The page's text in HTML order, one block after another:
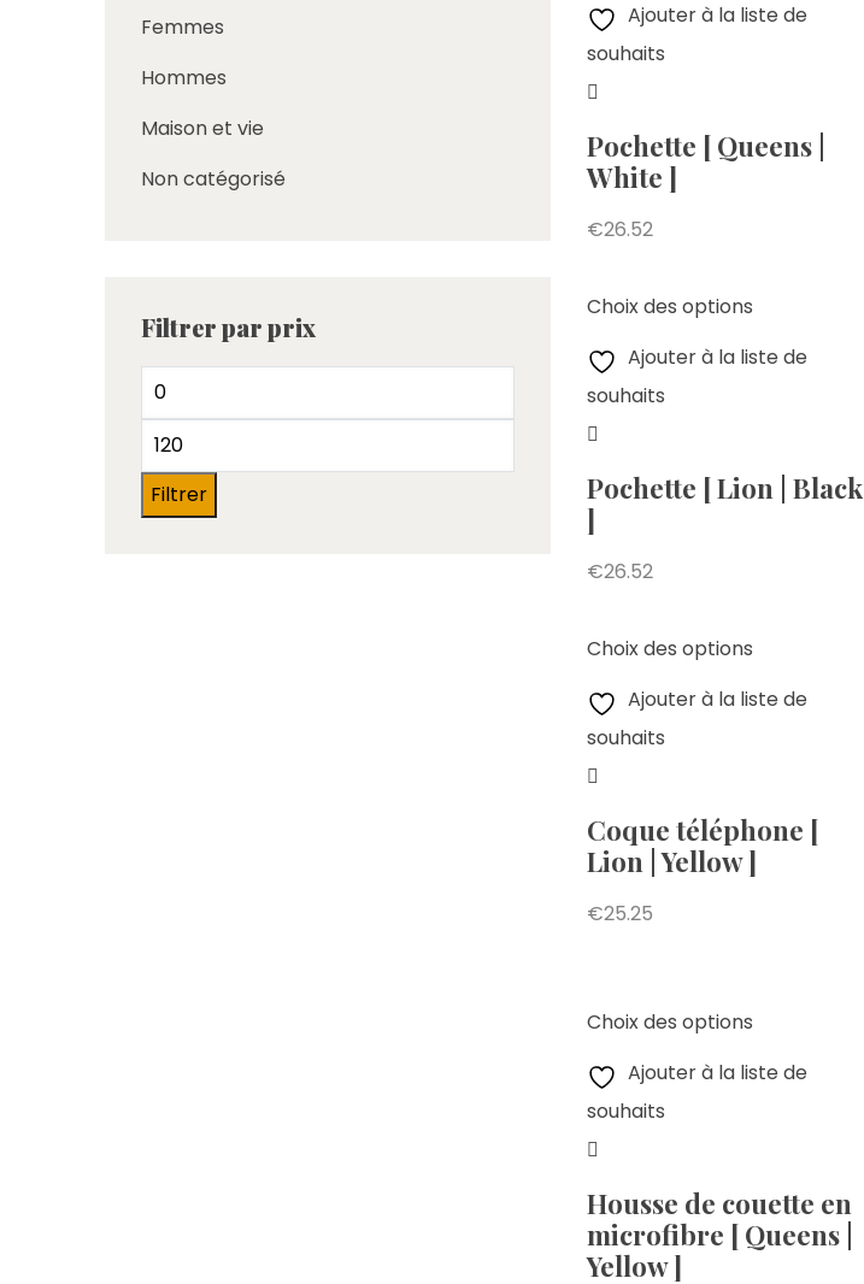
Ajouter à la liste de
souhaits
Pochette [ Queens |
White ]
€26.52
Choix des options
Ajouter à la liste de
souhaits
Pochette [ Lion | Black
]
€26.52
Choix des options
Ajouter à la liste de
souhaits
Coque téléphone [
Lion | Yellow ]
€25.25
Choix des options
Ajouter à la liste de
souhaits
Housse de couette en
microfibre [ Queens |
Yellow ]
Femmes
Hommes
Maison et vie
Non catégorisé
Filtrer par prix
Filtrer